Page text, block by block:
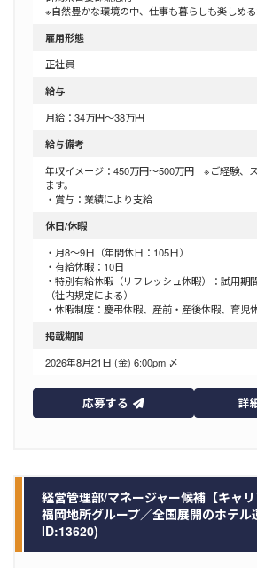
※自然豊かな環境の中、仕事も暮らしも楽しめる
雇用形態
正社員
給与
月給：34万円～38万円
給与備考
年収イメージ：450万円～500万円 ※ご経験、
ます。
・賞与：業績により支給
休日/休暇
・月8～9日（年間休日：105日）
・有給休暇：10日
・特別有給休暇（リフレッシュ休暇）：試用期
（社内規定による）
・休暇制度：慶弔休暇、産前・産後休暇、育児
掲載期間
2026年8月21日 (金) 6:00pm 〆
応募する 詳
経営管理部/マネージャー候補【キャ
福岡地所グループ／全国展開のホテル
ID:13620)